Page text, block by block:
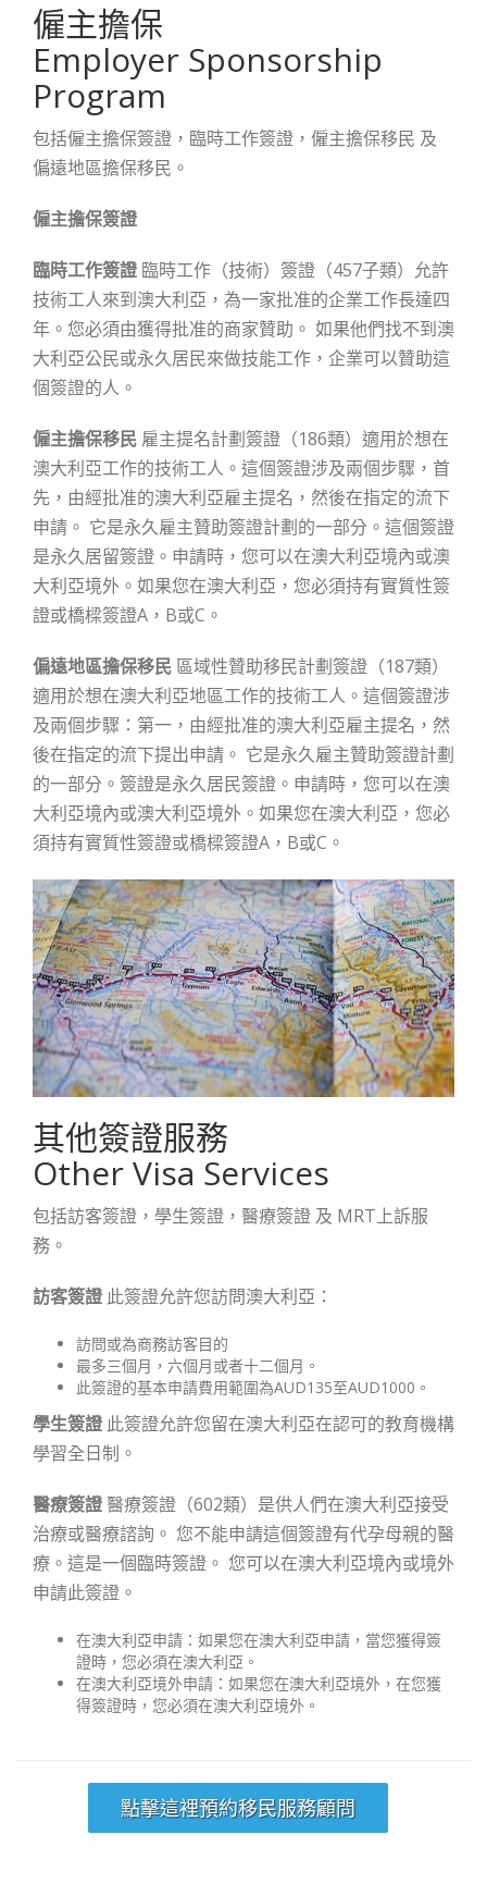
僱主擔保
Employer Sponsorship
Program
包括僱主擔保簽證，臨時工作簽證，僱主擔保移民 及
偏遠地區擔保移民。
僱主擔保簽證
臨時工作簽證 臨時工作（技術）簽證（457子類）允許
技術工人來到澳大利亞，為一家批准的企業工作長達四
年。您必須由獲得批准的商家贊助。 如果他們找不到澳
大利亞公民或永久居民來做技能工作，企業可以贊助這
個簽證的人。
僱主擔保移民 雇主提名計劃簽證（186類）適用於想在
澳大利亞工作的技術工人。這個簽證涉及兩個步驟，首
先，由經批准的澳大利亞雇主提名，然後在指定的流下
申請。 它是永久雇主贊助簽證計劃的一部分。這個簽證
是永久居留簽證。申請時，您可以在澳大利亞境內或澳
大利亞境外。如果您在澳大利亞，您必須持有實質性簽
證或橋樑簽證A，B或C。
偏遠地區擔保移民 區域性贊助移民計劃簽證（187類）
適用於想在澳大利亞地區工作的技術工人。這個簽證涉
及兩個步驟：第一，由經批准的澳大利亞雇主提名，然
後在指定的流下提出申請。 它是永久雇主贊助簽證計劃
的一部分。簽證是永久居民簽證。申請時，您可以在澳
大利亞境內或澳大利亞境外。如果您在澳大利亞，您必
須持有實質性簽證或橋樑簽證A，B或C。
其他簽證服務
Other Visa Services
包括訪客簽證，學生簽證，醫療簽證 及 MRT上訴服
務。
訪客簽證 此簽證允許您訪問澳大利亞：
訪問或為商務訪客目的
最多三個月，六個月或者十二個月。
此簽證的基本申請費用範圍為AUD135至AUD1000。
學生簽證 此簽證允許您留在澳大利亞在認可的教育機構
學習全日制。
醫療簽證醫療簽證（602類）是供人們在澳大利亞接受
治療或醫療諮詢。 您不能申請這個簽證有代孕母親的醫
療。這是一個臨時簽證。 您可以在澳大利亞境內或境外
申請此簽證。
在澳大利亞申請：如果您在澳大利亞申請，當您獲得簽
證時，您必須在澳大利亞。
在澳大利亞境外申請：如果您在澳大利亞境外，在您獲
得簽證時，您必須在澳大利亞境外。
點擊這裡預約移民服務顧問